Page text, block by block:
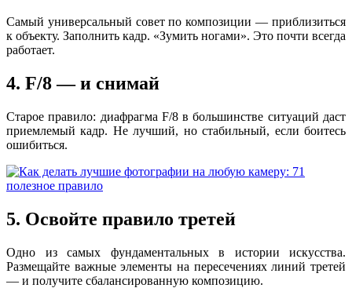
Самый универсальный совет по композиции — приблизиться
к объекту. Заполнить кадр. «Зумить ногами». Это почти всегда
работает.
4. F/8 — и снимай
Старое правило: диафрагма F/8 в большинстве ситуаций даст
приемлемый кадр. Не лучший, но стабильный, если боитесь
ошибиться.
5. Освойте правило третей
Одно из самых фундаментальных в истории искусства.
Размещайте важные элементы на пересечениях линий третей
— и получите сбалансированную композицию.